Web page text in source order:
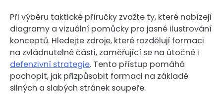
Při výběru taktické příručky zvažte ty, které nabízejí
diagramy a vizuální pomůcky pro jasné ilustrování
konceptů. Hledejte zdroje, které rozdělují formaci
na zvládnutelné části, zaměřující se na útočné i
defenzivní strategie. Tento přístup pomáhá
pochopit, jak přizpůsobit formaci na základě
silných a slabých stránek soupeře.